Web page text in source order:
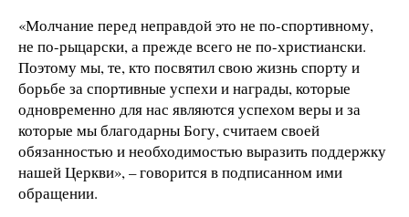
«Молчание перед неправдой это не по-спортивному,
не по-рыцарски, а прежде всего не по-христиански.
Поэтому мы, те, кто посвятил свою жизнь спорту и
борьбе за спортивные успехи и награды, которые
одновременно для нас являются успехом веры и за
которые мы благодарны Богу, считаем своей
обязанностью и необходимостью выразить поддержку
нашей Церкви», – говорится в подписанном ими
обращении.